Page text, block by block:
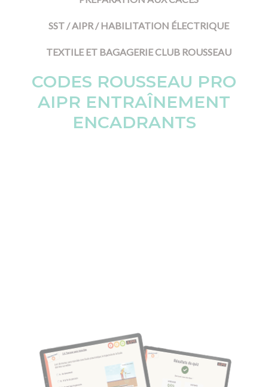
SST / AIPR / HABILITATION ÉLECTRIQUE
TEXTILE ET BAGAGERIE CLUB ROUSSEAU
CODES ROUSSEAU PRO
AIPR ENTRAÎNEMENT
ENCADRANTS